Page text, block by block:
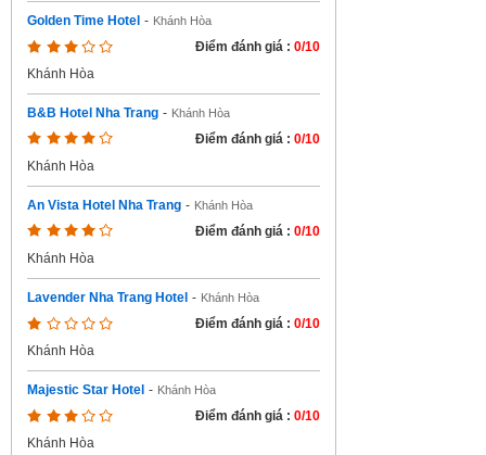
Golden Time Hotel - Khánh Hòa
Điểm đánh giá : 0/10
Khánh Hòa
B&B Hotel Nha Trang - Khánh Hòa
Điểm đánh giá : 0/10
Khánh Hòa
An Vista Hotel Nha Trang - Khánh Hòa
Điểm đánh giá : 0/10
Khánh Hòa
Lavender Nha Trang Hotel - Khánh Hòa
Điểm đánh giá : 0/10
Khánh Hòa
Majestic Star Hotel - Khánh Hòa
Điểm đánh giá : 0/10
Khánh Hòa